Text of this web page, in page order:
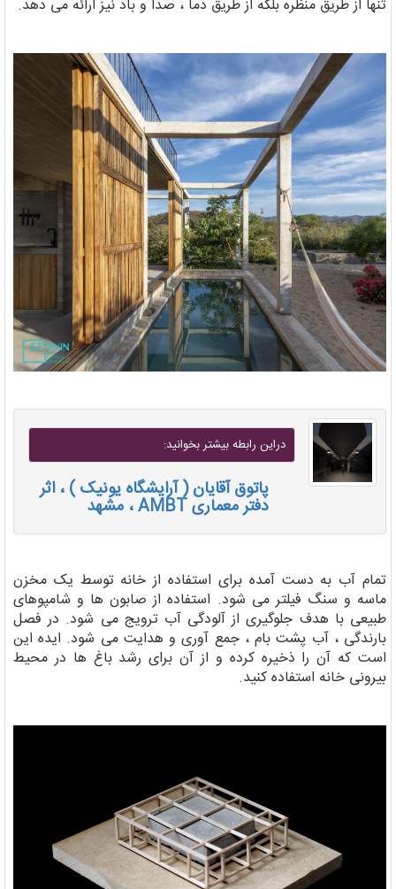
تنها از طریق منظره بلکه از طریق دما ، صدا و باد نیز ارائه می دهد.
دراين رابطه بيشتر بخوانيد:
پاتوق آقایان ( آرایشگاه یونیک ) ، اثر
دفتر معماری AMBT ، مشهد
تمام آب به دست آمده برای استفاده از خانه توسط یک مخزن
ماسه و سنگ فیلتر می شود. استفاده از صابون ها و شامپوهای
طبیعی با هدف جلوگیری از آلودگی آب ترویج می شود. در فصل
بارندگی ، آب پشت بام ، جمع آوری و هدایت می شود. ایده این
است که آن را ذخیره کرده و از آن برای رشد باغ ها در محیط
بیرونی خانه استفاده کنید.